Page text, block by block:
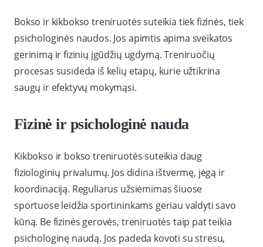
Bokso ir kikbokso treniruotės suteikia tiek fizinės, tiek
psichologinės naudos. Jos apimtis apima sveikatos
gerinimą ir fizinių įgūdžių ugdymą. Treniruočių
procesas susideda iš kelių etapų, kurie užtikrina
saugų ir efektyvų mokymąsi.
Fizinė ir psichologinė nauda
Kikbokso ir bokso treniruotės suteikia daug
fiziologinių privalumų. Jos didina ištvermę, jėgą ir
koordinaciją. Reguliarus užsiėmimas šiuose
sportuose leidžia sportininkams geriau valdyti savo
kūną. Be fizinės gerovės, treniruotės taip pat teikia
psichologinę naudą. Jos padeda kovoti su stresu,